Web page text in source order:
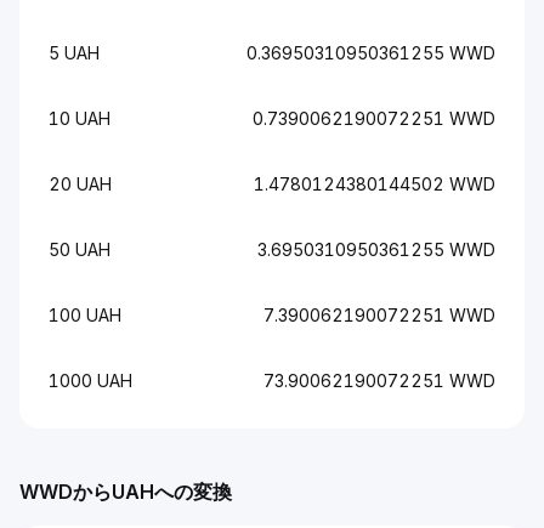
WWDからUAHへの変換
5 UAH 0.36950310950361255 WWD
10 UAH 0.7390062190072251 WWD
20 UAH 1.4780124380144502 WWD
50 UAH 3.6950310950361255 WWD
100 UAH 7.390062190072251 WWD
1000 UAH 73.90062190072251 WWD